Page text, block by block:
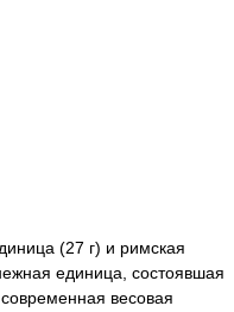
(27 г) и римская
единица, состоявшая
весовая